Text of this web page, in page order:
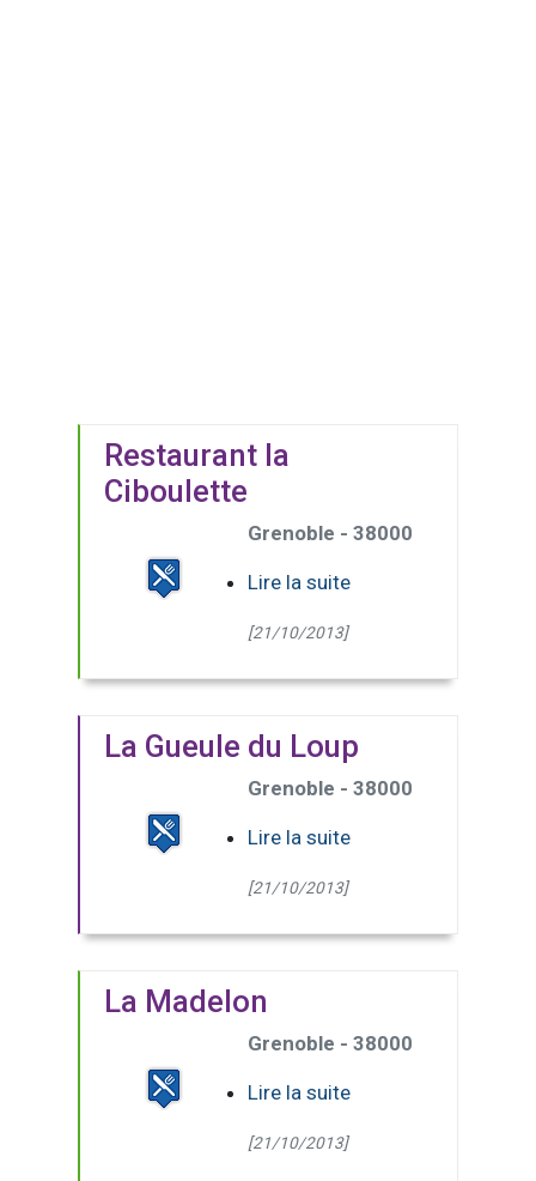
Restaurant la
Ciboulette
Grenoble - 38000
Lire la suite
[21/10/2013]
La Gueule du Loup
Grenoble - 38000
Lire la suite
[21/10/2013]
La Madelon
Grenoble - 38000
Lire la suite
[21/10/2013]